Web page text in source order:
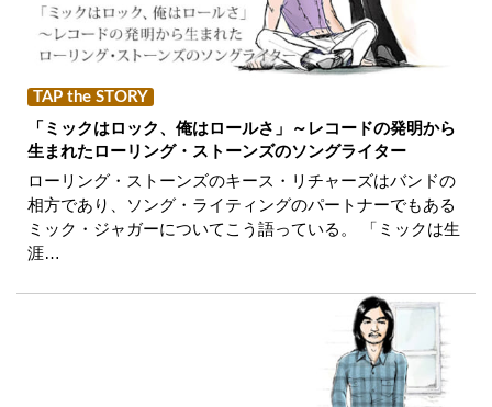
TAP the STORY
「ミックはロック、俺はロールさ」～レコードの発明から
生まれたローリング・ストーンズのソングライター
ローリング・ストーンズのキース・リチャーズはバンドの
相方であり、ソング・ライティングのパートナーでもある
ミック・ジャガーについてこう語っている。 「ミックは生
涯…